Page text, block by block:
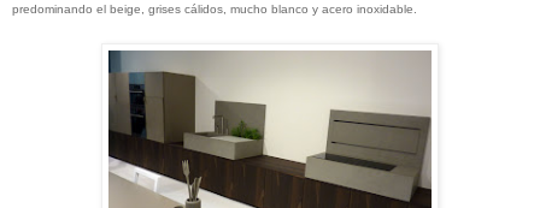
predominando el beige, grises cálidos, mucho blanco y acero inoxidable.